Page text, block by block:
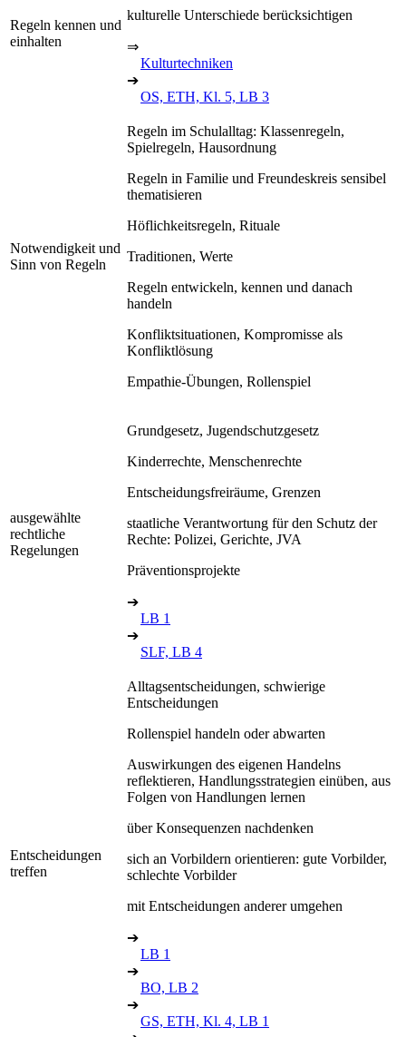
Regeln kennen und
einhalten
kulturelle Unterschiede berücksichtigen
⇒
Kulturtechniken
➔
OS, ETH, Kl. 5, LB 3
Notwendigkeit und
Sinn von Regeln
Regeln im Schulalltag: Klassenregeln,
Spielregeln, Hausordnung
Regeln in Familie und Freundeskreis sensibel
thematisieren
Höflichkeitsregeln, Rituale
Traditionen, Werte
Regeln entwickeln, kennen und danach
handeln
Konfliktsituationen, Kompromisse als
Konfliktlösung
Empathie-Übungen, Rollenspiel
ausgewählte
rechtliche
Regelungen
Grundgesetz, Jugendschutzgesetz
Kinderrechte, Menschenrechte
Entscheidungsfreiräume, Grenzen
staatliche Verantwortung für den Schutz der
Rechte: Polizei, Gerichte, JVA
Präventionsprojekte
➔
LB 1
➔
SLF, LB 4
Entscheidungen
treffen
Alltagsentscheidungen, schwierige
Entscheidungen
Rollenspiel handeln oder abwarten
Auswirkungen des eigenen Handelns
reflektieren, Handlungsstrategien einüben, aus
Folgen von Handlungen lernen
über Konsequenzen nachdenken
sich an Vorbildern orientieren: gute Vorbilder,
schlechte Vorbilder
mit Entscheidungen anderer umgehen
➔
LB 1
➔
BO, LB 2
➔
GS, ETH, Kl. 4, LB 1